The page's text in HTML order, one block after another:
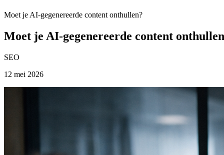
Moet je AI-gegenereerde content onthullen?
Moet je AI-gegenereerde content
SEO
12 mei 2026